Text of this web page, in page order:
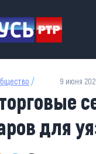
/ 9 июня
для